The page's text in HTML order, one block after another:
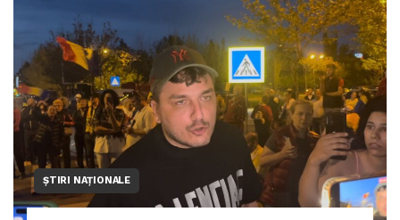
ȘTIRI NAȚIONALE